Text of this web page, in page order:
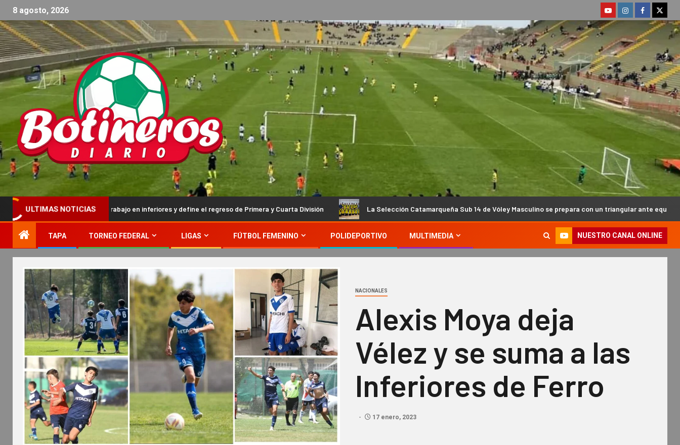
8 agosto, 2026
ULTIMAS NOTICIAS
su trabajo en inferiores y define el regreso de Primera y Cuarta División La Selección Catamarqueña Sub 14 de Vóley Masculino se prepara con un triangular ante equipos Sub 16
TAPA TORNEO FEDERAL LIGAS FÚTBOL FEMENINO POLIDEPORTIVO MULTIMEDIA NUESTRO CANAL ONLINE
NACIONALES
Alexis Moya deja
Vélez y se suma a las
Inferiores de Ferro
17 enero, 2023